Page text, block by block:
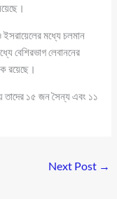
ইসরায়েলের মধ্যে চলমান
বেশিরভাগ লেবাননের
রয়েছে।
তাদের ১৫ জন সৈন্য এবং ১১
Next Post →